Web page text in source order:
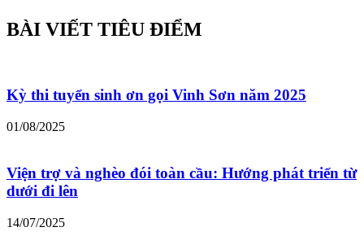
BÀI VIẾT TIÊU ĐIỂM
Kỳ thi tuyển sinh ơn gọi Vinh Sơn năm 2025
01/08/2025
Viện trợ và nghèo đói toàn cầu: Hướng phát triển từ
dưới đi lên
14/07/2025